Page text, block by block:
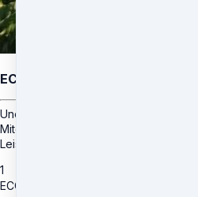
ECC Community Circle
Uneingeschränkter zu allen Kursen
Mitgliedschaft im ECC Community
Leistungen
1
ECC Community Circle